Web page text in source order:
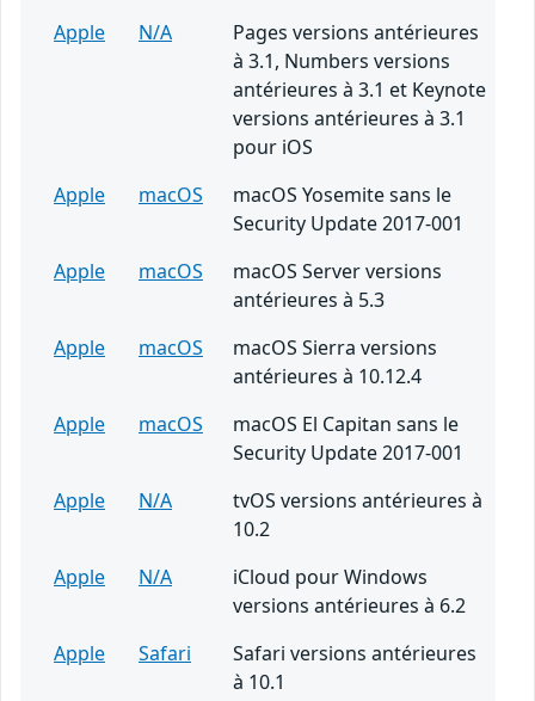
Apple
N/A
Pages versions antérieures
à 3.1, Numbers versions
antérieures à 3.1 et Keynote
versions antérieures à 3.1
pour iOS
Apple
macOS
macOS Yosemite sans le
Security Update 2017-001
Apple
macOS
macOS Server versions
antérieures à 5.3
Apple
macOS
macOS Sierra versions
antérieures à 10.12.4
Apple
macOS
macOS El Capitan sans le
Security Update 2017-001
Apple
N/A
tvOS versions antérieures à
10.2
Apple
N/A
iCloud pour Windows
versions antérieures à 6.2
Apple
Safari
Safari versions antérieures
à 10.1